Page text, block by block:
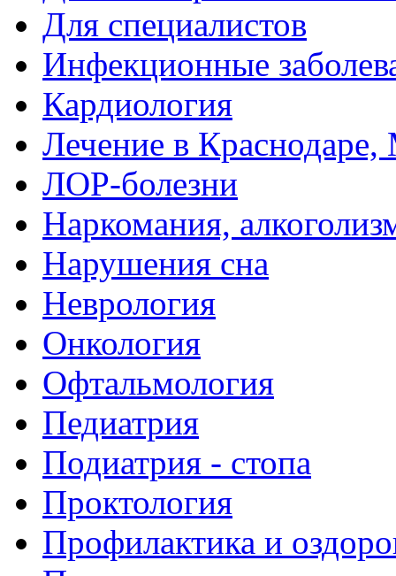
Для специалистов
Инфекционные
Кардиология
Лечение в
ЛОР-болезни
Наркомания,
Нарушения сна
Неврология
Онкология
Офтальмология
Педиатрия
Подиатрия - стопа
Проктология
Профилактика и